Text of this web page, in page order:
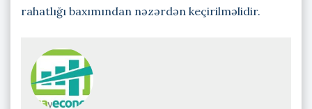
rahatlığı baxımından nəzərdən keçirilməlidir.